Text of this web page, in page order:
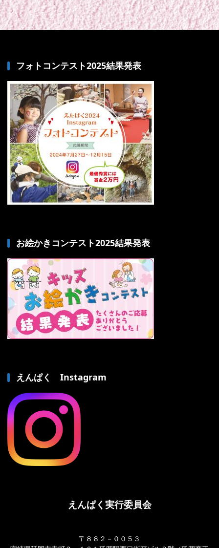
フォトコンテスト2025結果発表
お絵かきコンテスト2025結果発表
えんぱく Instagram
えんぱく実行委員会
〒８８２－００５３